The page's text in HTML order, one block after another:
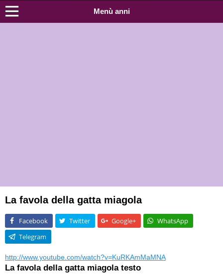
Menù anni
La favola della gatta miagola
Facebook Twitter Google+
WhatsApp
Telegram
http://www.youtube.com/watch?v=KuRKAmMaMNA
La favola della gatta miagola testo